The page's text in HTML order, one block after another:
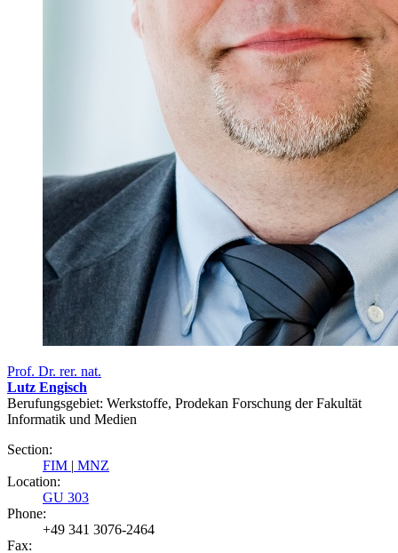
Prof. Dr. rer. nat.
Lutz Engisch
Berufungsgebiet: Werkstoffe, Prodekan Forschung der Fakultät
Informatik und Medien
Section:
FIM | MNZ
Location:
GU 303
Phone:
+49 341 3076-2464
Fax: